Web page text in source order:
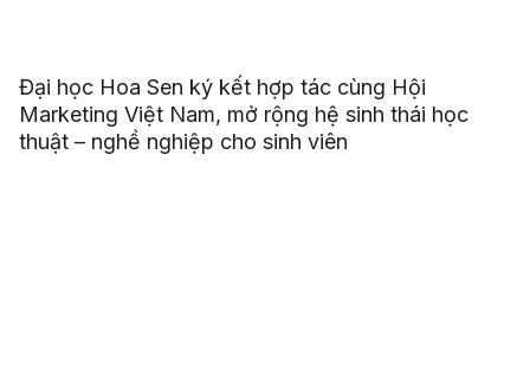
Đại học Hoa Sen ký kết hợp tác cùng Hội
Marketing Việt Nam, mở rộng hệ sinh thái học
thuật – nghề nghiệp cho sinh viên